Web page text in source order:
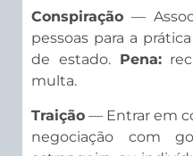
Conspiração —
pessoas para a
de estado. Pena:
multa.
Traição — Entrar em
negociação com